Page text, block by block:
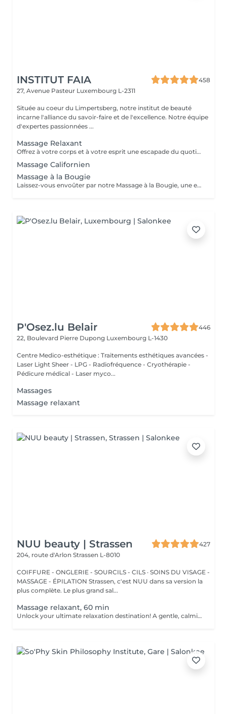
INSTITUT FAIA
458
27, Avenue Pasteur Luxembourg L-2311
Située au coeur du Limpertsberg, notre institut de beauté
incarne l'alliance du savoir-faire et de l'excellence. Notre équipe
d'expertes passionnées ...
Massage Relaxant
Offrez à votre corps et à votre esprit une escapade du quotidien avec notre Massage Relaxant. Conçu pour apaiser les muscles tendus et l'esprit agité, ce massage est une invitation à la tranquillité. Les gestes doux et enveloppants vous plongent dans un état de détente profonde, éliminant le stress et favorisant une relaxation totale. Laissez-vous dorloter, ressourcez-vous et repartez avec un sourire apaisé.
Massage Californien
Massage à la Bougie
Laissez-vous envoûter par notre Massage à la Bougie, une expérience sensorielle unique. La chaleur douce et apaisante de la cire fondue associée à des mouvements délicats vous transporte dans un cocon de relaxation. Vos sens seront comblés par les parfums apaisants de nos bougies spécialement conçues. Plongez dans un état de béatitude et ressortez avec une peau soyeuse et un esprit apaisé.
P'Osez.lu Belair
446
22, Boulevard Pierre Dupong Luxembourg L-1430
Centre Medico-esthétique : Traitements esthétiques avancées -
Laser Light Sheer - LPG - Radiofréquence - Cryothérapie -
Pédicure médical - Laser myco...
Massages
Massage relaxant
NUU beauty | Strassen
427
204, route d'Arlon Strassen L-8010
COIFFURE - ONGLERIE - SOURCILS - CILS · SOINS DU VISAGE -
MASSAGE - ÉPILATION Strassen, c'est NUU dans sa version la
plus complète. Le plus grand sal...
Massage relaxant, 60 min
Unlock your ultimate relaxation destination! A gentle, calming experience designed to soothe the nervous system and melt away daily stress. Long, flowing strokes, soft pressure, and calming aromas help you drift into deep relaxation and leave you feeling refreshed, rebalanced, and renewed. Age restrictions: there are no age restrictions for this procedure. Post procedure recommendations: do not do sport and any sharp movements 2-3 hours after the procedure. Frequency: 1-2 times per week, 10 times in total. Repeat once in 3-6 months.